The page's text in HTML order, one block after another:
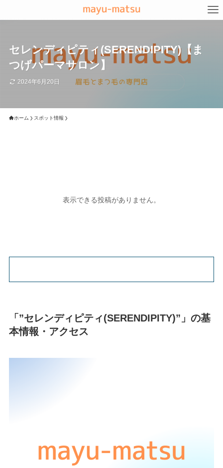
セレンディピティ(SERENDIPITY)【ま
つげパーマサロン】
2024年6月20日
ホーム スポット情報
「”セレンディピティ(SERENDIPITY)”」の基
本情報・アクセス